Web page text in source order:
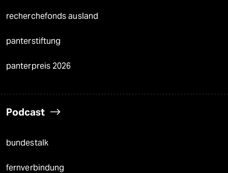
recherchefonds ausland
panterstiftung
panterpreis 2026
Podcast
bundestalk
fernverbindung